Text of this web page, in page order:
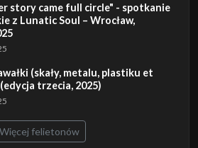
story came full circle" - spotkanie
z Lunatic Soul – Wrocław,
(skały, metalu, plastiku et
trzecia, 2025)
Więcej felietonów